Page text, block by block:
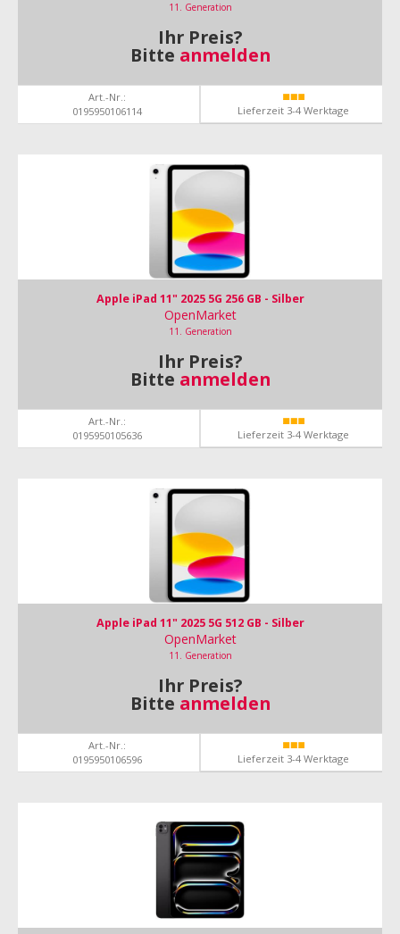
11. Generation
Ihr Preis?
Bitte anmelden
Art.-Nr.:
0195950106114
Lieferzeit 3-4 Werktage
Apple iPad 11" 2025 5G 256 GB - Silber
OpenMarket
11. Generation
Ihr Preis?
Bitte anmelden
Art.-Nr.:
0195950105636
Lieferzeit 3-4 Werktage
Apple iPad 11" 2025 5G 512 GB - Silber
OpenMarket
11. Generation
Ihr Preis?
Bitte anmelden
Art.-Nr.:
0195950106596
Lieferzeit 3-4 Werktage